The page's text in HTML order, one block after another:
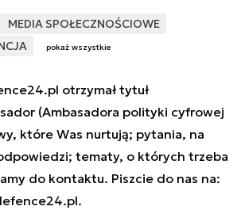
MEDIA SPOŁECZNOŚCIOWE
pokaż wszystkie
otrzymał tytuł
(Ambasadora polityki cyfrowej
które Was nurtują; pytania, na
tematy, o których trzeba
do kontaktu. Piszcie do nas na:
.